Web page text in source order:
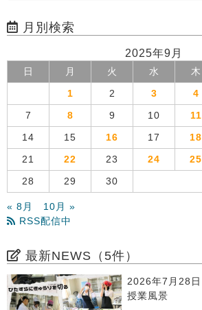
月別検索
2025年9月
日 月 火 水 木
1 2 3 4
7 8 9 10 11
14 15 16 17 18
21 22 23 24 25
28 29 30
« 8月
10月 »
RSS配信中
最新NEWS（5件）
2026年7月28日
授業風景